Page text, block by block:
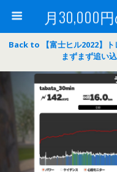
Back to 【富士ヒル2022】
まずまず追い